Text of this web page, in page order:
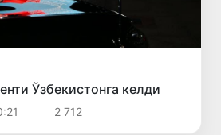
Ўзбекистонга келди
2 712